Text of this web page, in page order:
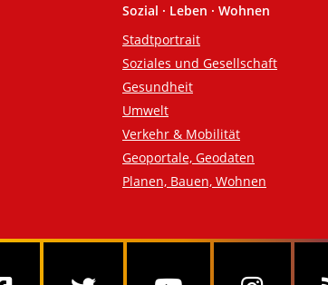
Sozial · Leben · Wohnen
Stadtportrait
Soziales und Gesellschaft
Gesundheit
Umwelt
Verkehr & Mobilität
Geoportale, Geodaten
Planen, Bauen, Wohnen